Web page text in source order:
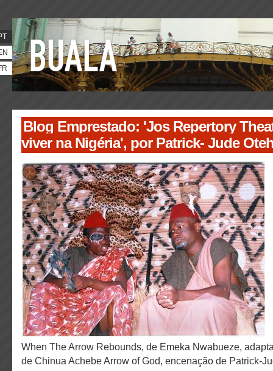
Blog Emprestado: 'Jos Repertory
viver na Nigéria', por Patrick- Jude
When The Arrow Rebounds, de Emeka Nwabueze, adaptação para teatro do livro
de Chinua Achebe Arrow of God, encenação de Patrick-